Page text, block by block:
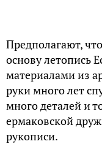
Предполагают,
основу летопись
материалами из
руки много лет
много деталей и
ермаковской
рукописи.